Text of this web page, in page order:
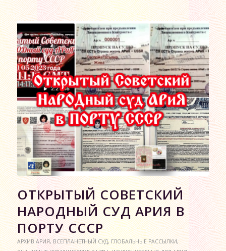
ОТКРЫТЫЙ СОВЕТСКИЙ
НАРОДНЫЙ СУД АРИЯ В
ПОРТУ СССР
АРХИВ АРИЯ,ВСЕПЛАНЕТНЫЙ СУД,ГЛОБАЛЬНЫЕ РАССЫЛКИ,